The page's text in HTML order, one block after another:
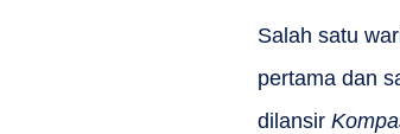
Salah satu
pertama dan
dilansir